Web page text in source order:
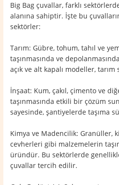
Big Bag çuvallar, farklı
alanına sahiptir. İşte bu
sektörler:
Tarım: Gübre, tohum, tahıl ve
taşınmasında ve
açık ve alt kapalı modeller,
İnşaat: Kum, çakıl, çimento ve
taşınmasında etkili bir çözüm
sayesinde, şantiyelerde taşıma
Kimya ve Madencilik: Granüller,
cevherleri gibi malzemelerin
üründür. Bu sektörlerde
çuvallar tercih edilir.